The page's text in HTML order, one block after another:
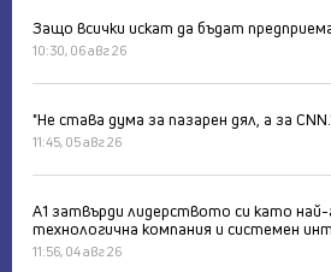
Защо всички искат да бъдат
10:30, 06 авг 26
"Не става дума за пазарен дял, а за
11:45, 05 авг 26
А1 затвърди лидерството си като
технологична компания и системен
11:56, 04 авг 26